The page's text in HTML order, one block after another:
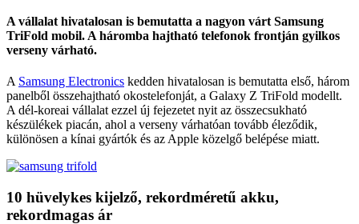
A vállalat hivatalosan is bemutatta a nagyon várt Samsung
TriFold mobil. A háromba hajtható telefonok frontján gyilkos
verseny várható.
A Samsung Electronics kedden hivatalosan is bemutatta első, három
panelből összehajtható okostelefonját, a Galaxy Z TriFold modellt.
A dél-koreai vállalat ezzel új fejezetet nyit az összecsukható
készülékek piacán, ahol a verseny várhatóan tovább éleződik,
különösen a kínai gyártók és az Apple közelgő belépése miatt.
10 hüvelykes kijelző, rekordméretű akku,
rekordmagas ár